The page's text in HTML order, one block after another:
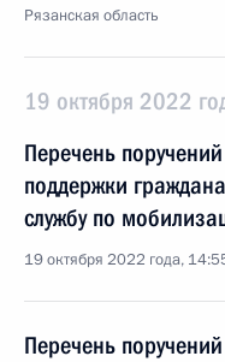
Рязанская область
19 октября 2022
Перечень
поддержки
службу по
19 октября 2022 года,
Перечень